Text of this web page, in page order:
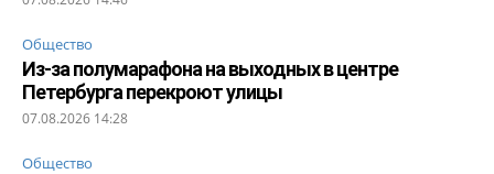
Общество
Из-за полумарафона на выходных в центре
Петербурга перекроют улицы
07.08.2026 14:28
Общество